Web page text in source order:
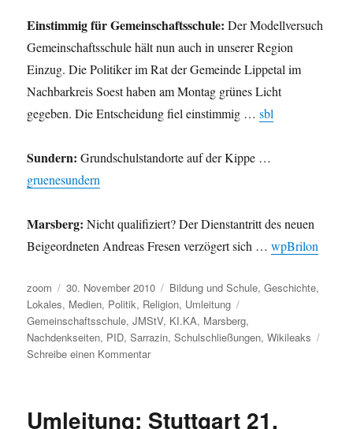
Einstimmig für Gemeinschaftsschule: Der Modellversuch
Gemeinschaftsschule hält nun auch in unserer Region
Einzug. Die Politiker im Rat der Gemeinde Lippetal im
Nachbarkreis Soest haben am Montag grünes Licht
gegeben. Die Entscheidung fiel einstimmig …sbl
Sundern: Grundschulstandorte auf der Kippe …
gruenesundern
Marsberg: Nicht qualifiziert? Der Dienstantritt des neuen
Beigeordneten Andreas Fresen verzögert sich …wpBrilon
Autor
zoom
Veröffentlicht
am
30. November 2010 Kategorien
Bildung und Schule,Geschichte,
Lokales, Medien, Politik, Religion, Umleitung
Gemeinschaftsschule,JMStV, KI.KA, Marsberg,
Nachdenkseiten, PID,Sarrazin,Schulschließungen,Wikileaks
Schreibe einen Kommentarzu
schräge
Umleitung: Stuttgart 21,